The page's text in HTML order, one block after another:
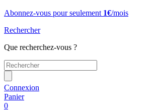
Abonnez-vous pour seulement 1€/mois
Rechercher
Que recherchez-vous ?
Connexion
Panier
0